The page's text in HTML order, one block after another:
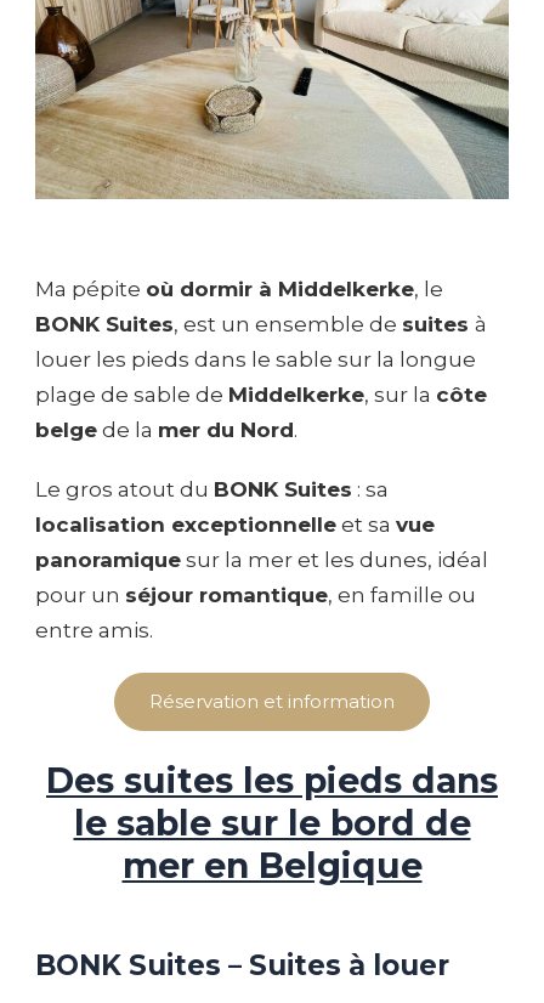
Ma pépite où dormir à Middelkerke, le
BONK Suites, est un ensemble de suites à
louer les pieds dans le sable sur la longue
plage de sable de Middelkerke, sur la côte
belge de la mer du Nord.
Le gros atout du BONK Suites : sa
localisation exceptionnelle et sa vue
panoramique sur la mer et les dunes, idéal
pour un séjour romantique, en famille ou
entre amis.
Réservation et information
Des suites les pieds dans
le sable sur le bord de
mer en Belgique
BONK Suites – Suites à louer